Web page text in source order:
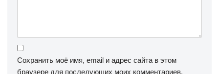
Сохранить моё имя, email и адрес сайта в этом
браузере для последующих моих комментариев.